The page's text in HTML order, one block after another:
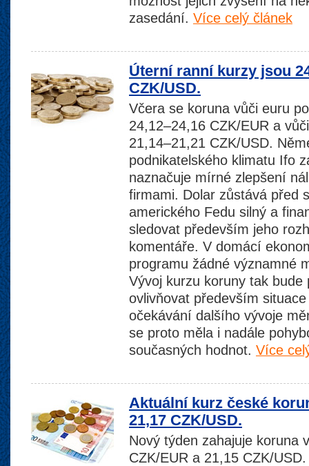
zasedání. Více celý článek
Úterní ranní kurzy jsou
CZK/USD.
Včera se koruna vůči euru
24,12–24,16 CZK/EUR a
21,14–21,21 CZK/USD.
podnikatelského klimatu Ifo
naznačuje mírné zlepšení
firmami. Dolar zůstává před
amerického Fedu silný a
sledovat především jeho
komentáře. V domácí
programu žádné významné
Vývoj kurzu koruny tak bude
ovlivňovat především
očekávání dalšího vývoje
se proto měla i nadále
současných hodnot. Více
Aktuální kurz české
21,17 CZK/USD.
Nový týden zahajuje koruna
CZK/EUR a 21,15 CZK/